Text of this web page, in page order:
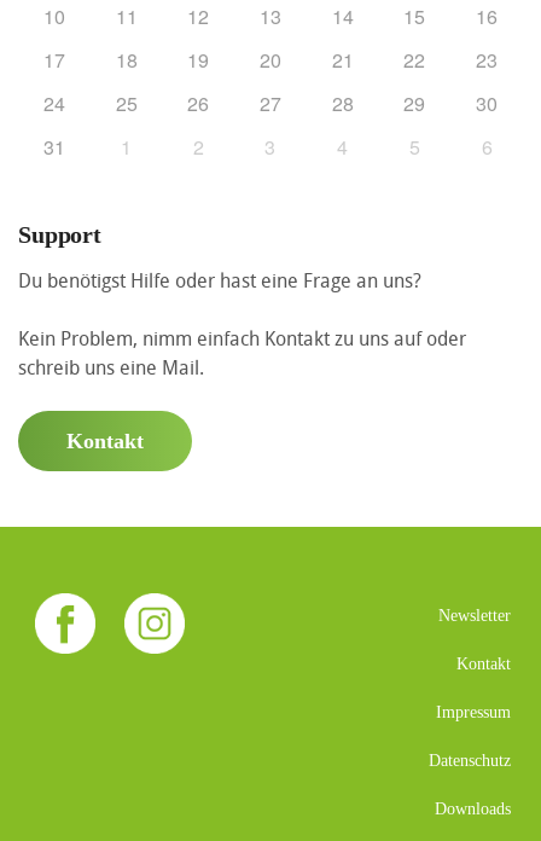
10
11 12 13 14 15
16
17
18 19 20 21 22
23
24
25 26 27 28 29
30
31
1 2 3 4 5 6
Support
Du benötigst Hilfe oder hast eine Frage an uns?
Kein Problem, nimm einfach Kontakt zu uns auf oder
schreib uns eine Mail.
Kontakt
Newsletter
Kontakt
Impressum
Datenschutz
Downloads